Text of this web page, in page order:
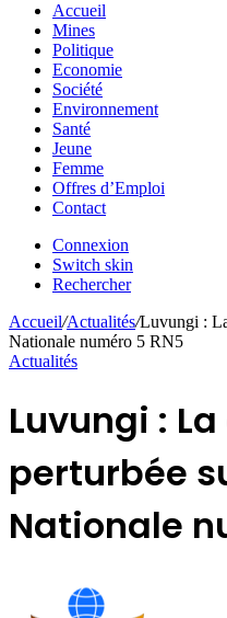
Accueil
Mines
Politique
Economie
Société
Environnement
Santé
Jeune
Femme
Offres d’Emploi
Contact
Connexion
Switch skin
Rechercher
Accueil/Actualités/Luvungi :
Nationale numéro 5 RN5
Actualités
Luvungi :
perturbée
Nationale